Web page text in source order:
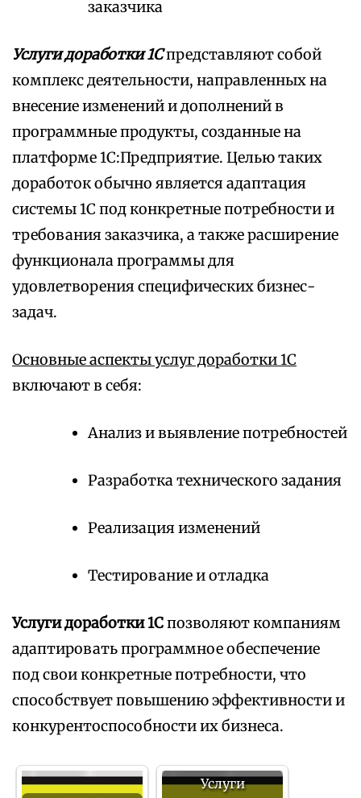
заказчика
Услуги доработки 1Спредставляют собой
комплекс деятельности, направленных на
внесение изменений и дополнений в
программные продукты, созданные на
платформе 1С:Предприятие. Целью таких
доработок обычно является адаптация
системы 1С под конкретные потребности и
требования заказчика, а также расширение
функционала программы для
удовлетворения специфических бизнес-
задач.
Основные аспекты услуг доработки 1С
включают в себя:
Анализ и выявление потребностей
Разработка технического задания
Реализация изменений
Тестирование и отладка
Услуги доработки 1Спозволяют компаниям
адаптировать программное обеспечение
под свои конкретные потребности, что
способствует повышению эффективности и
конкурентоспособности их бизнеса.
Услуги